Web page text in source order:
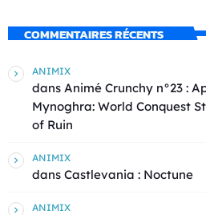
COMMENTAIRES RÉCENTS
ANIMIX
dans Animé Crunchy n°23 :
Mynoghra: World Conquest
of Ruin
ANIMIX
dans Castlevania : Noctune
ANIMIX